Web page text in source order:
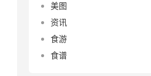
美图
资讯
食游
食谱